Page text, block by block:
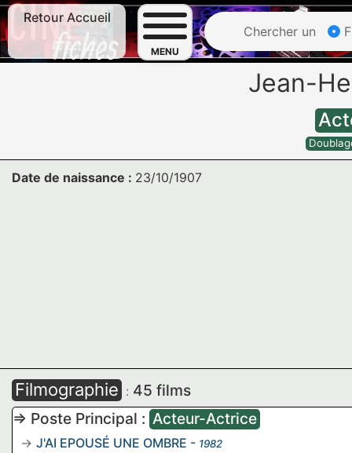
Retour Accueil
MENU
Chercher un
Jean-
Date de naissance : 23/10/1907
Filmographie : 45 films
=> Poste Principal : Acteur-Actrice
J'AI EPOUSÉ UNE OMBRE - 1982